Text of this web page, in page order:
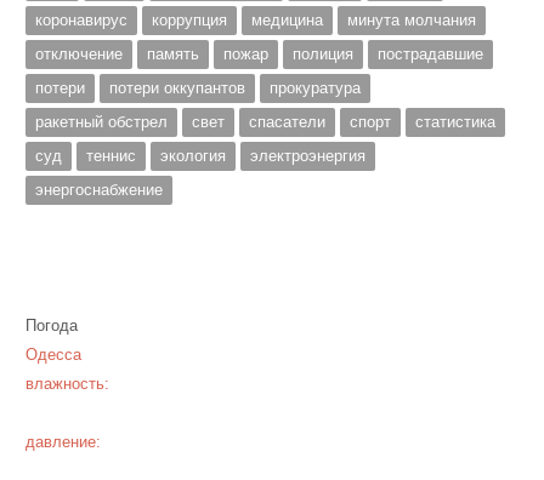
коронавирус
коррупция медицина
минута молчания
отключение
память пожар полиция
пострадавшие
потери
потери оккупантов
прокуратура
ракетный обстрел
свет спасатели спорт
статистика
суд
теннис экология
электроэнергия
энергоснабжение
Погода
Одесса
влажность:
давление: